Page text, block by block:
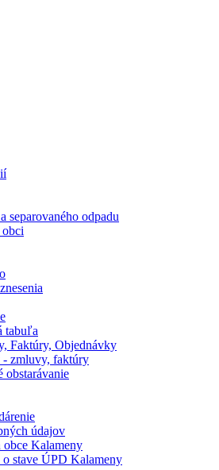
separovaného odpadu
tabuľa
Faktúry, Objednávky
zmluvy, faktúry
obstarávanie
údajov
Kalameny
o stave ÚPD Kalameny